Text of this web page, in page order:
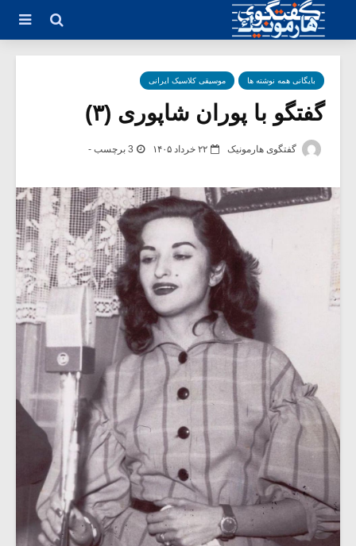
بایگانی همه نوشته ها موسیقی کلاسیک ایرانی
گفتگو با پوران شاپوری (۳)
گفتگوی هارمونیک ۲۲ خرداد ۱۴۰۵ 3 برچسب -